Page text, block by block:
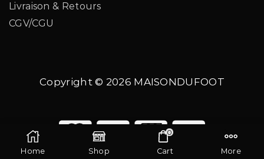
Livraison & Retours
CGV/CGU
Copyright © 2026 MAISONDUFOOT
Home Shop
0
Cart More